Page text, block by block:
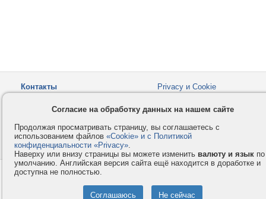
Контакты
Privacy и Cookie
Как оплатить
Форумы
© 2008-2026VMESTE.EU
Согласие на обработку данных на нашем сайте
Продолжая просматривать страницу, вы соглашаетесь с
использованием файлов «Cookie» и с Политикой
конфиденциальности «Privacy».
Наверху или внизу страницы вы можете изменить валюту и язык по
умолчанию. Английская версия сайта ещё находится в доработке и
доступна не полностью.